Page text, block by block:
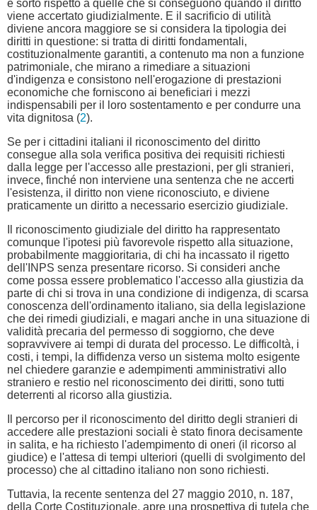
è sorto rispetto a quelle che si conseguono quando il diritto
viene accertato giudizialmente. E il sacrificio di utilità
diviene ancora maggiore se si considera la tipologia dei
diritti in questione: si tratta di diritti fondamentali,
costituzionalmente garantiti, a contenuto ma non a funzione
patrimoniale, che mirano a rimediare a situazioni
d'indigenza e consistono nell'erogazione di prestazioni
economiche che forniscono ai beneficiari i mezzi
indispensabili per il loro sostentamento e per condurre una
vita dignitosa (2).
Se per i cittadini italiani il riconoscimento del diritto
consegue alla sola verifica positiva dei requisiti richiesti
dalla legge per l'accesso alle prestazioni, per gli stranieri,
invece, finché non interviene una sentenza che ne accerti
l'esistenza, il diritto non viene riconosciuto, e diviene
praticamente un diritto a necessario esercizio giudiziale.
Il riconoscimento giudiziale del diritto ha rappresentato
comunque l'ipotesi più favorevole rispetto alla situazione,
probabilmente maggioritaria, di chi ha incassato il rigetto
dell'INPS senza presentare ricorso. Si consideri anche
come possa essere problematico l'accesso alla giustizia da
parte di chi si trova in una condizione di indigenza, di scarsa
conoscenza dell'ordinamento italiano, sia della legislazione
che dei rimedi giudiziali, e magari anche in una situazione di
validità precaria del permesso di soggiorno, che deve
sopravvivere ai tempi di durata del processo. Le difficoltà, i
costi, i tempi, la diffidenza verso un sistema molto esigente
nel chiedere garanzie e adempimenti amministrativi allo
straniero e restio nel riconoscimento dei diritti, sono tutti
deterrenti al ricorso alla giustizia.
Il percorso per il riconoscimento del diritto degli stranieri di
accedere alle prestazioni sociali è stato finora decisamente
in salita, e ha richiesto l'adempimento di oneri (il ricorso al
giudice) e l'attesa di tempi ulteriori (quelli di svolgimento del
processo) che al cittadino italiano non sono richiesti.
Tuttavia, la recente sentenza del 27 maggio 2010, n. 187,
della Corte Costituzionale, apre una prospettiva di tutela che